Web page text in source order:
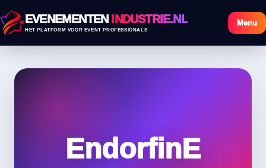
EVENEMENTEN INDUSTRIE.NL
HÉT PLATFORM VOOR EVENT PROFESSIONALS
Menu
EndorfinE